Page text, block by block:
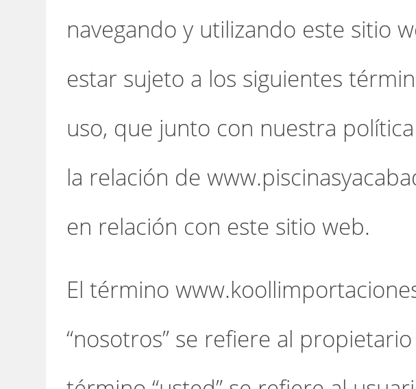
navegando y utilizando este sitio
estar sujeto a los siguientes
uso, que junto con nuestra
la relación de
en relación con este sitio web.
El término
“nosotros” se refiere al